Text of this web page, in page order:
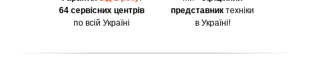
64 сервісних центрів
по всій Україні
представник техніки
в Україні!